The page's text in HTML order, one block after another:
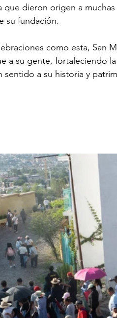
que dieron origen a
su fundación.
como esta, San
a su gente, fortaleciendo
sentido a su historia y